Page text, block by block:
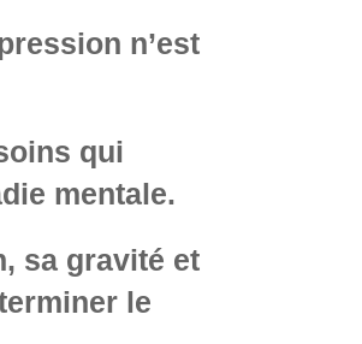
n’est
qui
mentale.
sa gravité et
le